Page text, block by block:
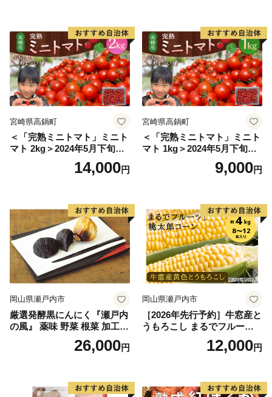
宮崎県高鍋町
＜「完熟ミニトマト」ミニト
マト 2kg＞2024年5月下旬迄
に順次出荷 野菜ソムリエサ
ミット アルル・リリカ共に
県 高鍋町産 産地直送 有機肥
料使用 高糖度 西森農園
14,000円
宮崎県高鍋町
＜「完熟ミニトマト」ミニト
マト 1kg＞2024年5月下旬迄
に順次出荷 野菜ソムリエサ
ミット アルル・リリカ共に
県 高鍋町産 産地直送 有機肥
料使用 高糖度 西森農園
9,000円
岡山県瀬戸内市
厳選発酵黒にんにく『瀬戸内
の風』 薬味 野菜 根菜 加工食
26,000円
岡山県瀬戸内市
［2026年先行予約］牛窓産と
うもろこし まるでフルー
ツ！最高糖度25度超え 生で
甘い、茹でて美味い！ 黄色
野菜
12,000円